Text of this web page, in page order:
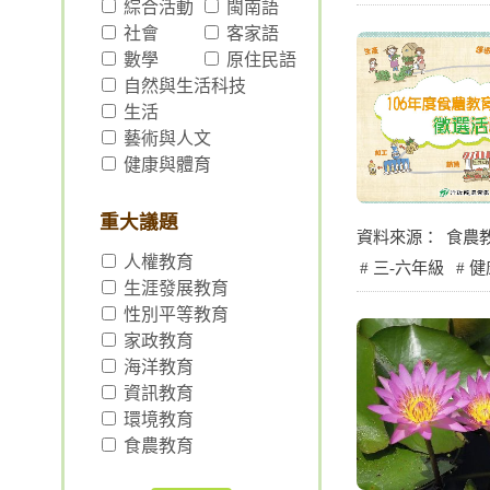
綜合活動
社會
數學
閩南語
客家語
原住民語
自然與生活科技
生活
藝術與人文
健康與體育
重大議題
人權教育
生涯發展教育
性別平等教育
家政教育
海洋教育
資訊教育
環境教育
食農教育
資料來源：
食農
三-六年級
健